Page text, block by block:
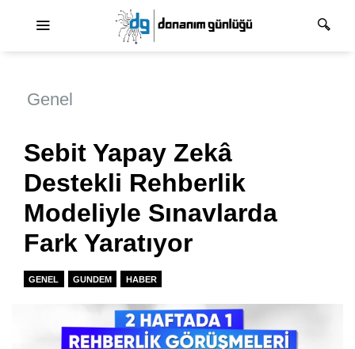
Genel
Sebit Yapay Zekâ
Destekli Rehberlik
Modeliyle Sınavlarda
Fark Yaratıyor
GENEL GUNDEM HABER